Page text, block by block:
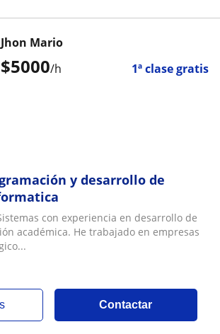
$5000/h 1ª clase gratis
Jhon Mario
y desarrollo de
con experiencia en desarrollo de
académica. He trabajado en empresas
Contactar